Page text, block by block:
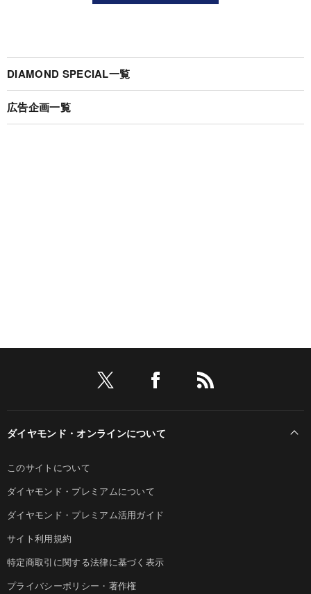
DIAMOND SPECIAL一覧
広告企画一覧
ダイヤモンド・オンラインについて
このサイトについて
ダイヤモンド・プレミアムについて
ダイヤモンド・プレミアム活用ガイド
サイト利用規約
特定商取引に関する法律に基づく表示
プライバシーポリシー・著作権